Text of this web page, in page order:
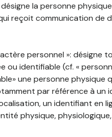
la personne
reçoit communication de
personnel »: désigne
ou identifiable (cf. «
une personne
par référence à un
un identifiant en
physique,